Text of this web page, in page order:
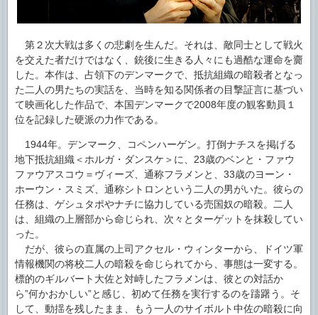
第２次大戦は多くの悲劇を生んだ。それは、敵同士として戦火
を交えた者だけではなく、銃後に生きる人々にも過酷な運命を齎
した。本作は、占領下のデンマークで、抵抗組織の暗殺者となっ
た二人の男たちの実話を、当時を知る関係者の目撃証言に基づい
て映画化した作品で、本国デンマークで2008年度の観客動員１
位を記録した硬派の力作である。
1944年。デンマーク、コペンハーゲン。打倒ナチスを掲げる
地下抵抗組織＜ホルガ・ダンスケ＞に、23歳のベンと・ファウ
ファウアスコウ＝ヴィーズ、通称フラメンと、33歳のヨーン・
ホーウン・スミズ、通称シトロンという二人の男がいた。彼らの
任務は、ゲシュタポやナチに協力している売国奴の暗殺。二人
は、組織の上層部から命じられ、次々とターゲットを抹殺してい
った。
だが、彼らの直属の上司アクセル・ウィンターから、ドイツ軍
情報機関の将校二人の暗殺を命じられてから、事態は一変する。
標的のギルバート大佐と対峙したフラメンは、彼との対話か
ら”何かおかしい”と感じ、初めて任務を実行するのを躊躇う。そ
して、動揺を残したまま、もう一人のサイボルト中佐の暗殺に向